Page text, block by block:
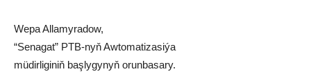
We­pa Al­la­my­ra­dow,
“Se­na­gat” PTB-nyň Aw­to­ma­ti­za­si­ýa
mü­dir­li­gi­niň baş­ly­gy­nyň orun­ba­sa­ry.